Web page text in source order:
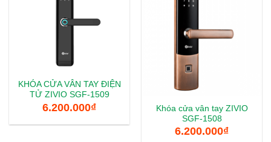
KHÓA CỬA VÂN TAY ĐIỆN
TỬ ZIVIO SGF-1509
6.200.000₫
Khóa cửa vân tay ZIVIO
SGF-1508
6.200.000₫